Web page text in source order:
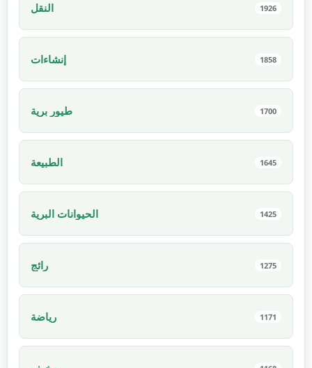
النقل 1926
إنشاءات 1858
طيور برية 1700
الطبيعة 1645
الحيوانات البرية 1425
رائج 1275
رياضة 1171